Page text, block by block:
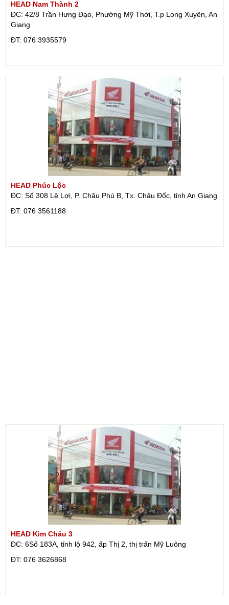
HEAD Nam Thành 2
ĐC: 42/8 Trần Hưng Đạo, Phường Mỹ Thới, T.p Long Xuyên, An
Giang
ÐT: 076 3935579
HEAD Phúc Lộc
ĐC: Số 308 Lê Lợi, P. Châu Phú B, Tx. Châu Đốc, tỉnh An Giang
ÐT: 076 3561188
HEAD Kim Châu 3
ĐC: 6Số 183A, tỉnh lộ 942, ấp Thị 2, thị trấn Mỹ Luông
ÐT: 076 3626868